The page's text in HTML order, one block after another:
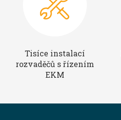
Tisíce instalací
rozvaděčů s řízením
EKM